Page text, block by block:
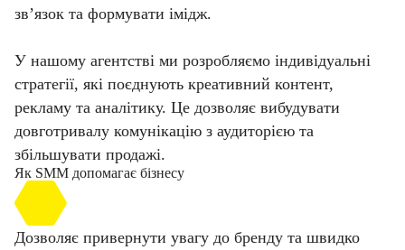
зв’язок та формувати імідж.
У нашому агентстві ми розробляємо індивідуальні
стратегії, які поєднують креативний контент,
рекламу та аналітику. Це дозволяє вибудувати
довготривалу комунікацію з аудиторією та
збільшувати продажі.
Як SMM допомагає бізнесу
Дозволяє привернути увагу до бренду та швидко